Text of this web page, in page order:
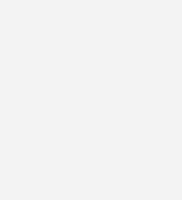
mit dem KK
Sie regelmäßig von uns
und Neuigkeiten, gebündelt und